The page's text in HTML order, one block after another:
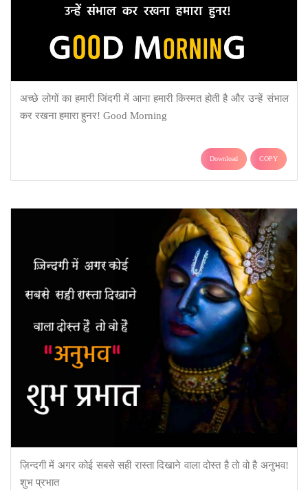
अच्छे लोगों का हमारी जिंदगी में आना हमारी किस्मत होती है और उन्हें संभाल
कर रखना हमारा हुनर! Good Morning
Download COPY
ज़िन्दगी में अगर कोई सबसे सही रास्ता दिखाने वाला दोस्त है तो वो है अनुभव!
शुभ प्रभात